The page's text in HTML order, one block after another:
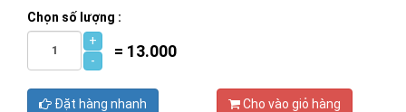
Chọn số lượng :
+
-
= 13.000
Đặt hàng nhanh Cho vào giỏ hàng